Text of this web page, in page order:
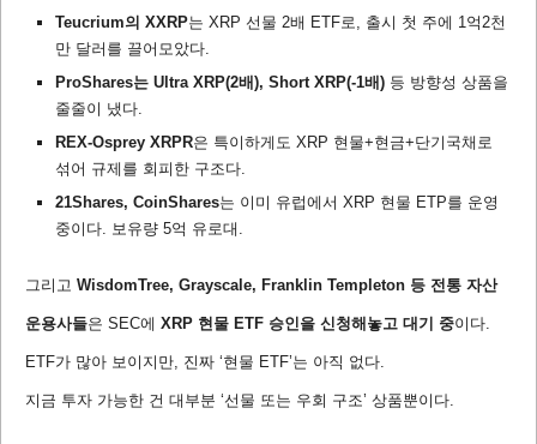
Teucrium의 XXRP는 XRP 선물 2배 ETF로, 출시 첫 주에 1억2천
만 달러를 끌어모았다.
ProShares는 Ultra XRP(2배), Short XRP(-1배) 등 방향성 상품을
줄줄이 냈다.
REX-Osprey XRPR은 특이하게도 XRP 현물+현금+단기국채로
섞어 규제를 회피한 구조다.
21Shares, CoinShares는 이미 유럽에서 XRP 현물 ETP를 운영
중이다. 보유량 5억 유로대.
그리고 WisdomTree, Grayscale, Franklin Templeton 등 전통 자산
운용사들은 SEC에 XRP 현물 ETF 승인을 신청해놓고 대기 중이다.
ETF가 많아 보이지만, 진짜 ‘현물 ETF’는 아직 없다.
지금 투자 가능한 건 대부분 ‘선물 또는 우회 구조’ 상품뿐이다.